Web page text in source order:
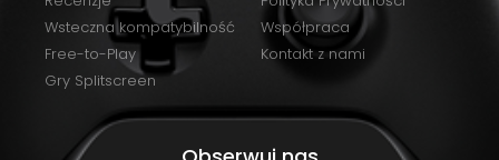
Wsteczna kompatybilność
Free-to-Play
Gry Splitscreen
Współpraca
Kontakt z nami